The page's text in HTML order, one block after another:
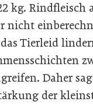
kg. Rindfleisch
nicht
Tierleid
Daher
der